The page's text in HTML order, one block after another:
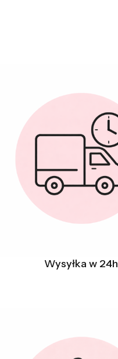
Wysyłka w 24h